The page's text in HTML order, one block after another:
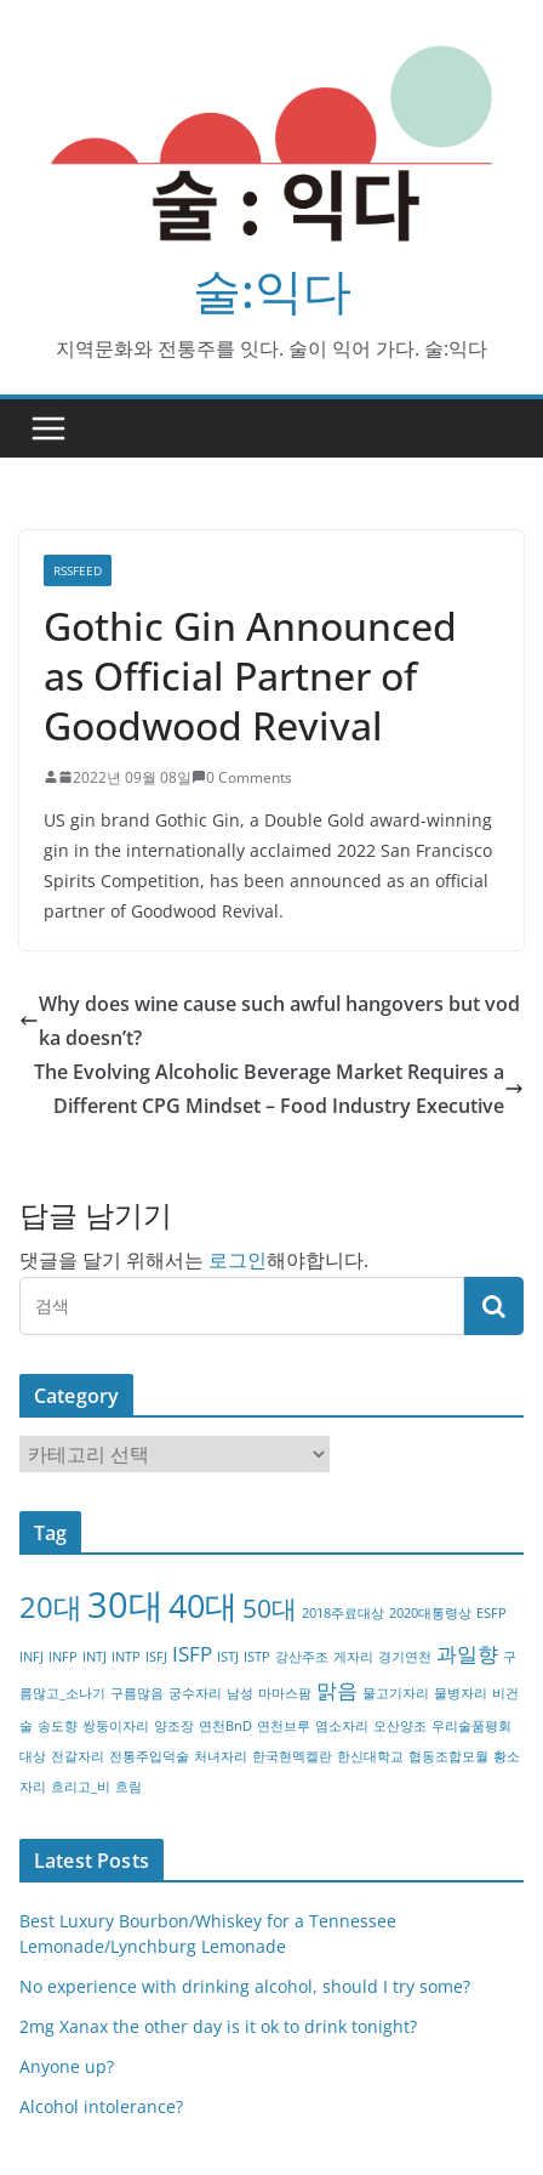
술:익다
지역문화와 전통주를 잇다. 술이 익어 가다. 술:익다
RSSFEED
Gothic Gin Announced
as Official Partner of
Goodwood Revival
2022년 09월 08일 0 Comments
US gin brand Gothic Gin, a Double Gold award-winning
gin in the internationally acclaimed 2022 San Francisco
Spirits Competition, has been announced as an official
partner of Goodwood Revival.
Why does wine cause such awful hangovers but vod
ka doesn’t?
The Evolving Alcoholic Beverage Market Requires a
Different CPG Mindset – Food Industry Executive
답글 남기기
댓글을 달기 위해서는 로그인해야합니다.
Category
a
t
o
y
Tag
20대 30대 40대 50대 2018주료대상 2020대통령상 ESFP
INFJ INFP INTJ INTP ISFJ ISFP ISTJ ISTP 강산주조 게자리 경기연천 과일향 구
름많고_소나기 구름많음 궁수자리 남성 마마스팜 맑음 물고기자리 물병자리 비건
술 송도향 쌍둥이자리 양조장 연천BnD 연천브루 염소자리 오산양조 우리술품평회
대상 전갈자리 전통주입덕술 처녀자리 한국현멕켈란 한신대학교 협동조합모월 황소
자리 흐리고_비 흐림
Latest Posts
Best Luxury Bourbon/Whiskey for a Tennessee
Lemonade/Lynchburg Lemonade
No experience with drinking alcohol, should I try some?
2mg Xanax the other day is it ok to drink tonight?
Anyone up?
Alcohol intolerance?